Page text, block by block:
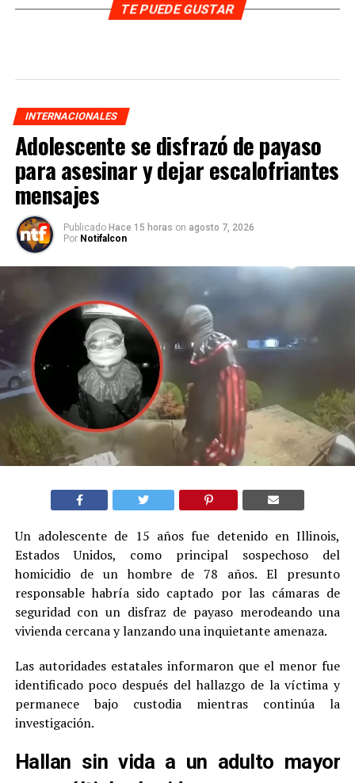
TE PUEDE GUSTAR
INTERNACIONALES
Adolescente se disfrazó de payaso
para asesinar y dejar escalofriantes
mensajes
Publicado Hace 15 horas on agosto 7, 2026
Por Notifalcon
Un adolescente de 15 años fue detenido en Illinois,
Estados Unidos, como principal sospechoso del
homicidio de un hombre de 78 años. El presunto
responsable habría sido captado por las cámaras de
seguridad con un disfraz de payaso merodeando una
vivienda cercana y lanzando una inquietante amenaza.
Las autoridades estatales informaron que el menor fue
identificado poco después del hallazgo de la víctima y
permanece bajo custodia mientras continúa la
investigación.
Hallan sin vida a un adulto mayor